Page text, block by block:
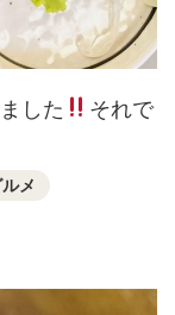
した
それで
ルメ